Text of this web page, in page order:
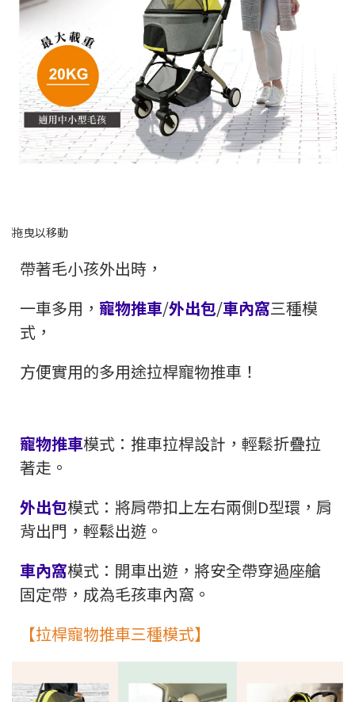
帶著毛小孩外出時，
一車多用， 寵物推車/外出包/車內窩三種模
式，
方便實用的多用途拉桿寵物推車！
寵物推車模式：推車拉桿設計，輕鬆折疊拉
著走。
外出包模式：將肩帶扣上左右兩側D型環，肩
背出門，輕鬆出遊。
車內窩模式：開車出遊，將安全帶穿過座艙
固定帶，成為毛孩車內窩。
【拉桿寵物推車三種模式】